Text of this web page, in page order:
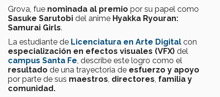
Grova, fue nominada al premio por su papel como
Sasuke Sarutobi del anime Hyakka Ryouran:
Samurai Girls.
La estudiante de Licenciatura en Arte Digital con
especialización en efectos visuales (VFX) del
campus Santa Fe , describe este logro como el
resultado de una trayectoria de esfuerzo y apoyo
por parte de sus maestros directores familia y
comunidad.